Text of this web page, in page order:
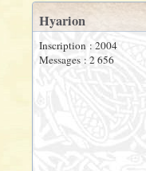
Hyarion
Inscription : 2004
Messages : 2 656